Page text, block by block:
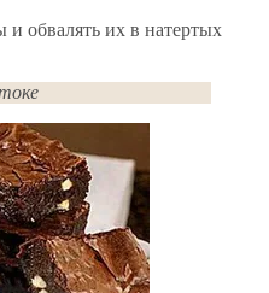
обвалять их в натертых